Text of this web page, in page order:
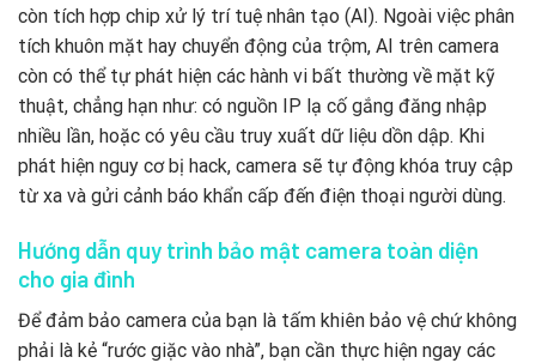
còn tích hợp chip xử lý trí tuệ nhân tạo (AI). Ngoài việc phân
tích khuôn mặt hay chuyển động của trộm, AI trên camera
còn có thể tự phát hiện các hành vi bất thường về mặt kỹ
thuật, chẳng hạn như: có nguồn IP lạ cố gắng đăng nhập
nhiều lần, hoặc có yêu cầu truy xuất dữ liệu dồn dập. Khi
phát hiện nguy cơ bị hack, camera sẽ tự động khóa truy cập
từ xa và gửi cảnh báo khẩn cấp đến điện thoại người dùng.
Hướng dẫn quy trình bảo mật camera toàn diện
cho gia đình
Để đảm bảo camera của bạn là tấm khiên bảo vệ chứ không
phải là kẻ “rước giặc vào nhà”, bạn cần thực hiện ngay các